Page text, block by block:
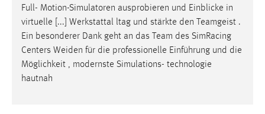
Full- Motion-Simulatoren ausprobieren und Einblicke in
virtuelle [...] Werkstattal ltag und stärkte den Teamgeist .
Ein besonderer Dank geht an das Team des SimRacing
Centers Weiden für die professionelle Einführung und die
Möglichkeit , modernste Simulations- technologie
hautnah